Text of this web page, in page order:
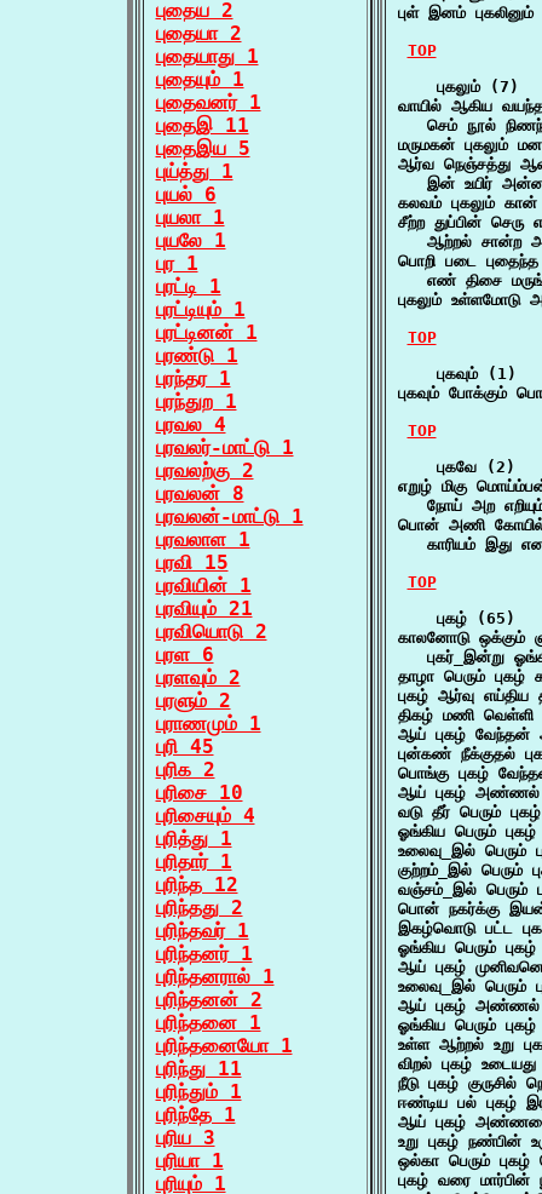
புதைய 2
புதையா 2
புதையாது 1
புதையும் 1
புதைவனர் 1
புதைஇ 11
புதைஇய 5
புய்த்து 1
புயல் 6
புயலா 1
புயலே 1
புர 1
புரட்டி 1
புரட்டியும் 1
புரட்டினன் 1
புரண்டு 1
புரந்தர 1
புரந்துற 1
புரவல 4
புரவலர்-மாட்டு 1
புரவலற்கு 2
புரவலன் 8
புரவலன்-மாட்டு 1
புரவலாள 1
புரவி 15
புரவியின் 1
புரவியும் 21
புரவியொடு 2
புரள 6
புரளவும் 2
புரளும் 2
புராணமும் 1
புரி 45
புரிக 2
புரிசை 10
புரிசையும் 4
புரித்து 1
புரிதார் 1
புரிந்த 12
புரிந்தது 2
புரிந்தவர் 1
புரிந்தனர் 1
புரிந்தனரால் 1
புரிந்தனன் 2
புரிந்தனை 1
புரிந்தனையோ 1
புரிந்து 11
புரிந்தும் 1
புரிந்தே 1
புரிய 3
புரியா 1
புரியும் 1
புள் இனம்
TOP
    புகலும் (7)
வாயில் ஆகிய
செம் நூல்
மருமகன் புகலும்
ஆர்வ நெஞ்சத்து
இன் உயிர்
கலவம் புகலும்
சீற்ற துப்பின் செரு
ஆற்றல் சான்ற
பொறி படை புதைந்த
எண் திசை
புகலும்
TOP
    புகவும் (1)
புகவும் போக்கும்
TOP
    புகவே (2)
எறுழ் மிகு
நோய் அற
பொன் அணி
காரியம் இது
TOP
    புகழ் (65)
காலனோடு ஒக்கும்
புகர்_இன்று
தாழா பெரும்
புகழ் ஆர்வு
திகழ் மணி
ஆய் புகழ் வேந்தன்
புன்கண் நீக்குதல்
பொங்கு புகழ்
ஆய் புகழ்
வடு தீர் பெரும்
ஓங்கிய பெரும்
உலைவு_இல் பெரும்
குற்றம்_இல் பெரும்
வஞ்சம்_இல்
பொன் நகர்க்கு
இகழ்வொடு பட்ட
ஓங்கிய பெரும்
ஆய் புகழ்
உலைவு_இல்
ஆய் புகழ் அண்ணல்
ஓங்கிய பெரும்
உள்ள ஆற்றல் உறு
விறல் புகழ்
நீடு புகழ்
ஈண்டிய பல் புகழ்
ஆய் புகழ்
உறு புகழ் நண்பின்
ஒல்கா பெரும்
புகழ் வரை